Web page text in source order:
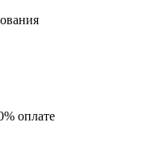
оплате